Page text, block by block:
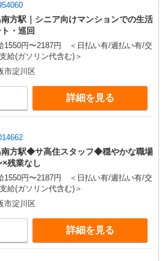
方駅｜シニア向けマンションでの生活
・巡回
1550円〜2187円 ＜日払い有/週払い有/交
給(ガソリン代含む)＞
市淀川区
詳細を見る
南方駅◆サ高住スタッフ◆穏やかな職場
×残業なし
1550円〜2187円 ＜日払い有/週払い有/交
給(ガソリン代含む)＞
市淀川区
詳細を見る